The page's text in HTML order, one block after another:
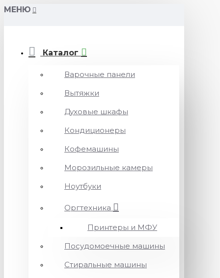
МЕНЮ
Каталог
Варочные панели
Вытяжки
Духовые шкафы
Кондиционеры
Кофемашины
Морозильные камеры
Ноутбуки
Оргтехника
Принтеры и МФУ
Посудомоечные машины
Стиральные машины